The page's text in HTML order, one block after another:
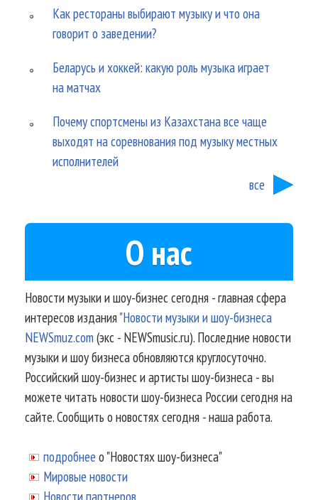
Как рестораны выбирают музыку и что она
говорит о заведении?
Беларусь и хоккей: какую роль музыка играет
на матчах
Почему спортсмены из Казахстана все чаще
выходят на соревнования под музыку местных
исполнителей
все
О нас
Новости музыки и шоу-бизнес сегодня - главная сфера
интересов издания"Новости музыки и шоу-бизнеса
NEWSmuz.com(экс - NEWSmusic.ru). Последние новости
музыки и шоу бизнеса обновляются круглосуточно.
Российский шоу-бизнес и артисты шоу-бизнеса - вы
можете читать новости шоу-бизнеса России сегодня на
сайте. Сообщить о новостях сегодня - наша работа.
подробнее о "Новостях шоу-бизнеса"
Мировые новости
Новости партнеров